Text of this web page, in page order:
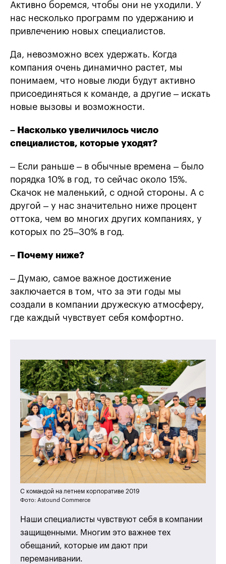
Активно боремся, чтобы они не уходили. У
нас несколько программ по удержанию и
привлечению новых специалистов.
Да, невозможно всех удержать. Когда
компания очень динамично растет, мы
понимаем, что новые люди будут активно
присоединяться к команде, а другие – искать
новые вызовы и возможности.
– Насколько увеличилось число
специалистов, которые уходят?
– Если раньше – в обычные времена – было
порядка 10% в год, то сейчас около 15%.
Скачок не маленький, с одной стороны. А с
другой – у нас значительно ниже процент
оттока, чем во многих других компаниях, у
которых по 25–30% в год.
– Почему ниже?
– Думаю, самое важное достижение
заключается в том, что за эти годы мы
создали в компании дружескую атмосферу,
где каждый чувствует себя комфортно.
С командой на летнем корпоративе 2019
Фото: Astound Commerce
Наши специалисты чувствуют себя в компании
защищенными. Многим это важнее тех
обещаний, которые им дают при
переманивании.